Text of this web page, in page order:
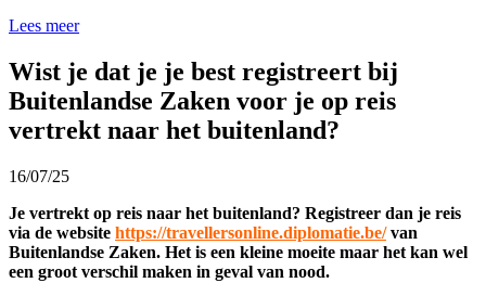
Lees meer
Wist je dat je je best registreert bij
Buitenlandse Zaken voor je op reis
vertrekt naar het buitenland?
16/07/25
Je vertrekt op reis naar het buitenland? Registreer dan je reis
via de website https://travellersonline.diplomatie.be/van
Buitenlandse Zaken. Het is een kleine moeite maar het kan wel
een groot verschil maken in geval van nood.